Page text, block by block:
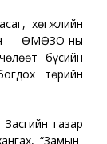
хөгжлийн
ӨМӨЗО-ны
бүсийн
төрийн
газар
“Замын-